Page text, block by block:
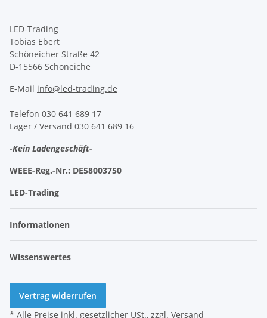
LED-Trading
Tobias Ebert
Schöneicher Straße 42
D-15566 Schöneiche
E-Mail info@led-trading.de
Telefon 030 641 689 17
Lager / Versand 030 641 689 16
-Kein Ladengeschäft-
WEEE-Reg.-Nr.: DE58003750
LED-Trading
Informationen
Wissenswertes
Vertrag widerrufen
* Alle Preise inkl. gesetzlicher USt., zzgl. Versand